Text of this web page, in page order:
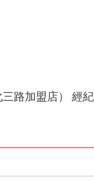
路加盟店） 經